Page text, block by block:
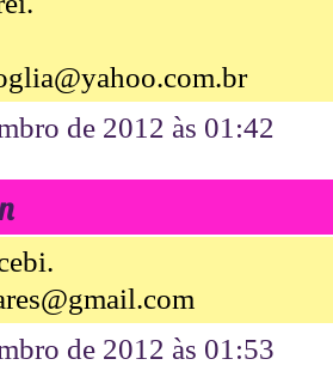
de 2012 às 01:42
de 2012 às 01:53